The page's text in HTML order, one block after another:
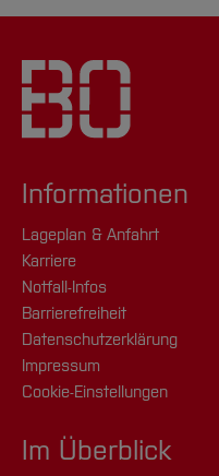
Informationen
Lageplan & Anfahrt
Karriere
Notfall-Infos
Barrierefreiheit
Datenschutzerklärung
Impressum
Cookie-Einstellungen
Im Überblick